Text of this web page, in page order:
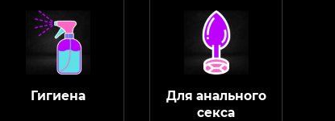
Гигиена
Для анального
секса